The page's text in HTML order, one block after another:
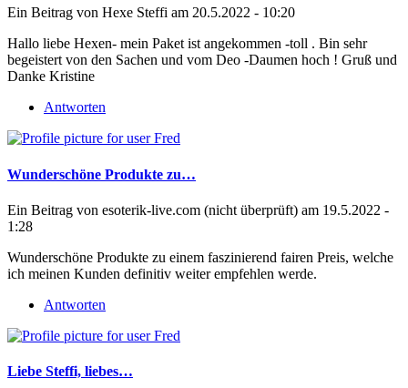
Ein Beitrag von Hexe Steffi am 20.5.2022 - 10:20
Hallo liebe Hexen- mein Paket ist angekommen -toll . Bin sehr
begeistert von den Sachen und vom Deo -Daumen hoch ! Gruß und
Danke Kristine
Antworten
Wunderschöne Produkte zu…
Ein Beitrag von esoterik-live.com (nicht überprüft) am 19.5.2022 -
1:28
Wunderschöne Produkte zu einem faszinierend fairen Preis, welche
ich meinen Kunden definitiv weiter empfehlen werde.
Antworten
Liebe Steffi, liebes…